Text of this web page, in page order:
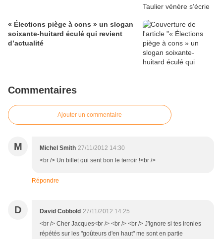
« Élections piège à cons » un slogan
soixante-huitard éculé qui revient
d’actualité
Commentaires
Ajouter un commentaire
M Michel Smith 27/11/2012 14:30
<br /> Un billet qui sent bon le terroir !<br />
Répondre
D David Cobbold 27/11/2012 14:25
<br /> Cher Jacques<br /> <br /> <br /> J'ignore si tes ironies
répétés sur les "goûteurs d'en haut" me sont en partie